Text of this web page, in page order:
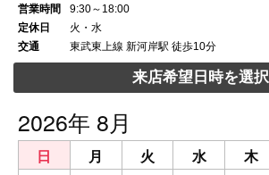
営業時間
9:30～18:00
定休日
火・水
交通
東武東上線 新河岸駅 徒歩10分
来店希望日時を選択
2026年 8月
日 月 火 水 木